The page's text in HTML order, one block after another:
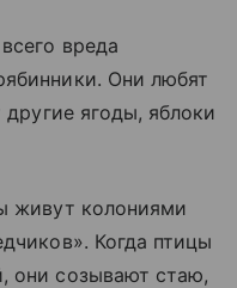
вреда
Они любят
ягоды, яблоки
живут колониями
Когда птицы
они созывают стаю,